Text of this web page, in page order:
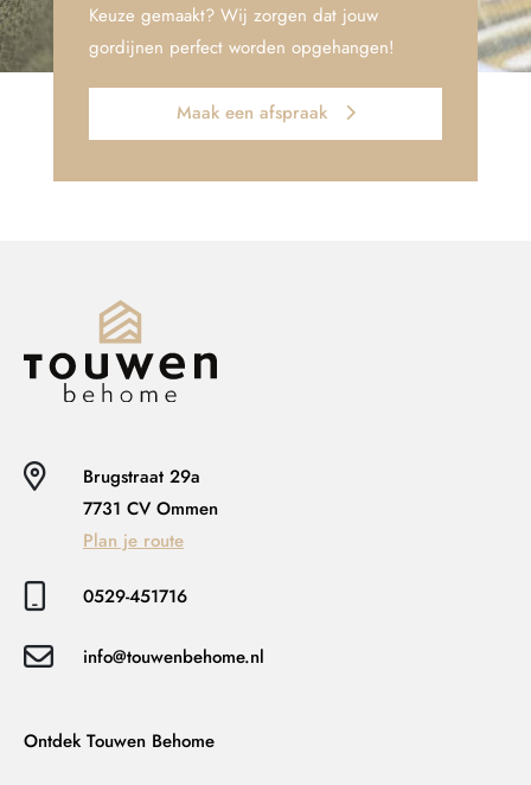
Keuze gemaakt? Wij zorgen dat jouw
gordijnen perfect worden opgehangen!
Maak een afspraak
Brugstraat 29a
7731 CV Ommen
Plan je route
0529-451716
info@touwenbehome.nl
Ontdek Touwen Behome